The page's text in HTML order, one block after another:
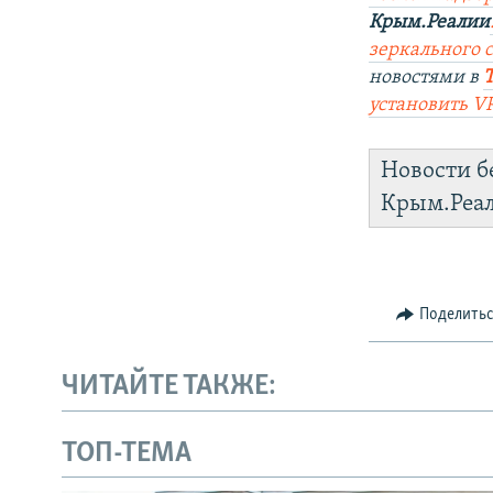
Крым.Реалии
зеркального
новостями в
установить
Новости
ЧИТАЙТЕ ТАКЖЕ:
ТОП-ТЕМА